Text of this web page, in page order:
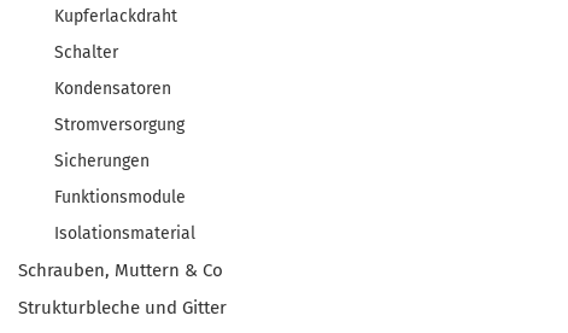
Kupferlackdraht
Schalter
Kondensatoren
Stromversorgung
Sicherungen
Funktionsmodule
Isolationsmaterial
Schrauben, Muttern & Co
Strukturbleche und Gitter